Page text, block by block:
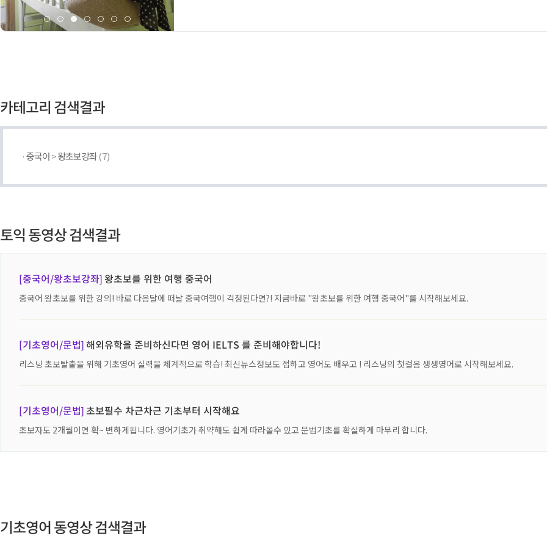
카테고리 검색결과
·중국어>왕초보강좌(7)
토익 동영상 검색결과
[중국어/왕초보강좌]왕초보를 위한 여행 중국어
중국어 왕초보를 위한 강의! 바로 다음달에 떠날 중국여행이 걱정된다면?! 지금바로 "왕초보를 위한 여행 중국어"를 시작해보세요.
[기초영어/문법]해외유학을 준비하신다면 영어 IELTS 를 준비해야합니다!
리스닝 초보탈출을 위해 기초영어 실력을 체계적으로 학습! 최신뉴스정보도 접하고 영어도 배우고 ! 리스닝의 첫걸음 생생영어로 시작해보세요.
[기초영어/문법]초보필수 차근차근 기초부터 시작해요
초보자도 2개월이면 확~ 변하게됩니다. 영어기초가 취약해도 쉽게 따라올수 있고 문법기초를 확실하게 마무리 합니다.
기초영어 동영상 검색결과